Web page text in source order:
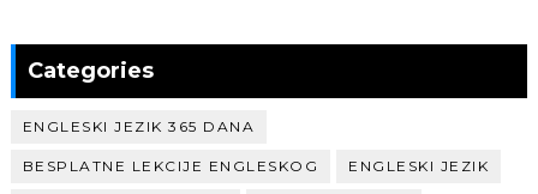
Categories
ENGLESKI JEZIK 365 DANA
BESPLATNE LEKCIJE ENGLESKOG ENGLESKI JEZIK